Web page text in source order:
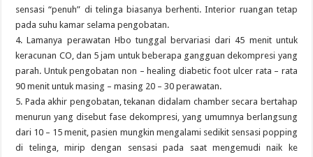
sensasi “penuh” di telinga biasanya berhenti. Interior ruangan tetap
pada suhu kamar selama pengobatan.
4. Lamanya perawatan Hbo tunggal bervariasi dari 45 menit untuk
keracunan CO, dan 5 jam untuk beberapa gangguan dekompresi yang
parah. Untuk pengobatan non – healing diabetic foot ulcer rata – rata
90 menit untuk masing – masing 20 – 30 perawatan.
5. Pada akhir pengobatan, tekanan didalam chamber secara bertahap
menurun yang disebut fase dekompresi, yang umumnya berlangsung
dari 10 – 15 menit, pasien mungkin mengalami sedikit sensasi popping
di telinga, mirip dengan sensasi pada saat mengemudi naik ke